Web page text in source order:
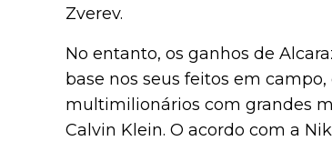
Zverev.
No entanto, os ganhos de
base nos seus feitos em
multimilionários com grandes
Calvin Klein. O acordo com a